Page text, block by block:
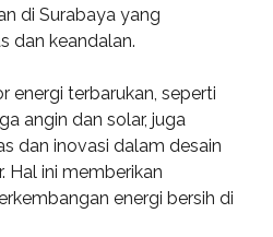
di Surabaya yang
dan keandalan.
energi terbarukan, seperti
angin dan solar, juga
dan inovasi dalam desain
Hal ini memberikan
energi bersih di